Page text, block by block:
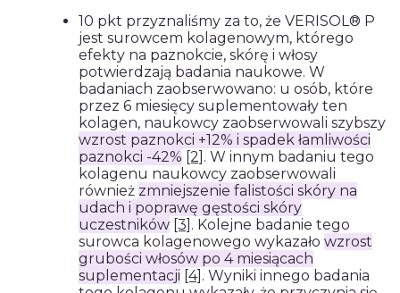
10 pkt przyznaliśmy za to, że VERISOL® P
jest surowcem kolagenowym, którego
efekty na paznokcie, skórę i włosy
potwierdzają badania naukowe. W
badaniach zaobserwowano: u osób, które
przez 6 miesięcy suplementowały ten
kolagen, naukowcy zaobserwowali szybszy
wzrost paznokci +12% i spadek łamliwości
paznokci -42% [2] . W innym badaniu tego
kolagenu naukowcy zaobserwowali
również zmniejszenie falistości skóry na
udach i poprawę gęstości skóry
uczestników [3] . Kolejne badanie tego
surowca kolagenowego wykazało wzrost
grubości włosów po 4 miesiącach
suplementacji [4] . Wyniki innego badania